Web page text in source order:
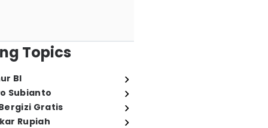
Topics
BI
Subianto
Gratis
Rupiah